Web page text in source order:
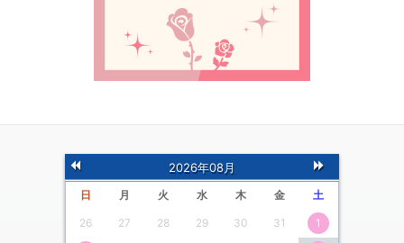
前
の月
次
の月
2026年08月
日 月 火 水 木 金 土
26 27 28 29 30 31 1